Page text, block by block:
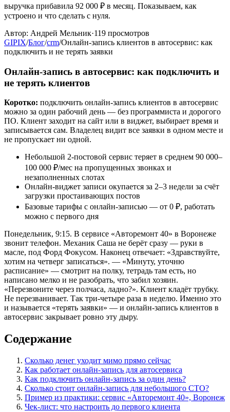
выручка прибавила 92 000 ₽ в месяц. Показываем, как
устроено и что сделать с нуля.
Автор: Андрей Мельник·119 просмотров
GIPIX/Блог/crm/Онлайн-запись клиентов в автосервис: как
подключить и не терять заявки
Онлайн-запись в автосервис: как подключить и
не терять клиентов
Коротко: подключить онлайн-запись клиентов в автосервис
можно за один рабочий день — без программиста и дорогого
ПО. Клиент заходит на сайт или в виджет, выбирает время и
записывается сам. Владелец видит все заявки в одном месте и
не пропускает ни одной.
Небольшой 2-постовой сервис теряет в среднем 90 000–
100 000 ₽/мес на пропущенных звонках и
незаполненных слотах
Онлайн-виджет записи окупается за 2–3 недели за счёт
загрузки простаивающих постов
Базовые тарифы с онлайн-записью — от 0 ₽, работать
можно с первого дня
Понедельник, 9:15. В сервисе «Авторемонт 40» в Воронеже
звонит телефон. Механик Саша не берёт сразу — руки в
масле, под Форд Фокусом. Наконец отвечает: «Здравствуйте,
хотим на четверг записаться». — «Минуту, уточню
расписание» — смотрит на полку, тетрадь там есть, но
написано мелко и не разобрать, что забил хозяин.
«Перезвоните через полчаса, ладно?». Клиент кладёт трубку.
Не перезванивает. Так три-четыре раза в неделю. Именно это
и называется «терять заявки» — и онлайн-запись клиентов в
автосервис закрывает ровно эту дыру.
Содержание
Сколько денег уходит мимо прямо сейчас
Как работает онлайн-запись для автосервиса
Как подключить онлайн-запись за один день?
Сколько стоит онлайн-запись для небольшого СТО?
Пример из практики: сервис «Авторемонт 40», Воронеж
Чек-лист: что настроить до первого клиента